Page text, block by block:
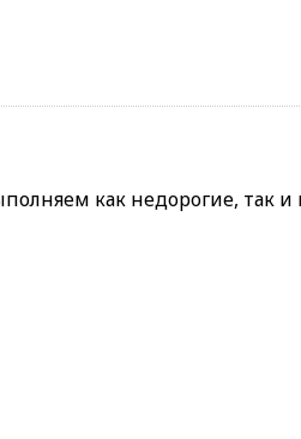
как недорогие,